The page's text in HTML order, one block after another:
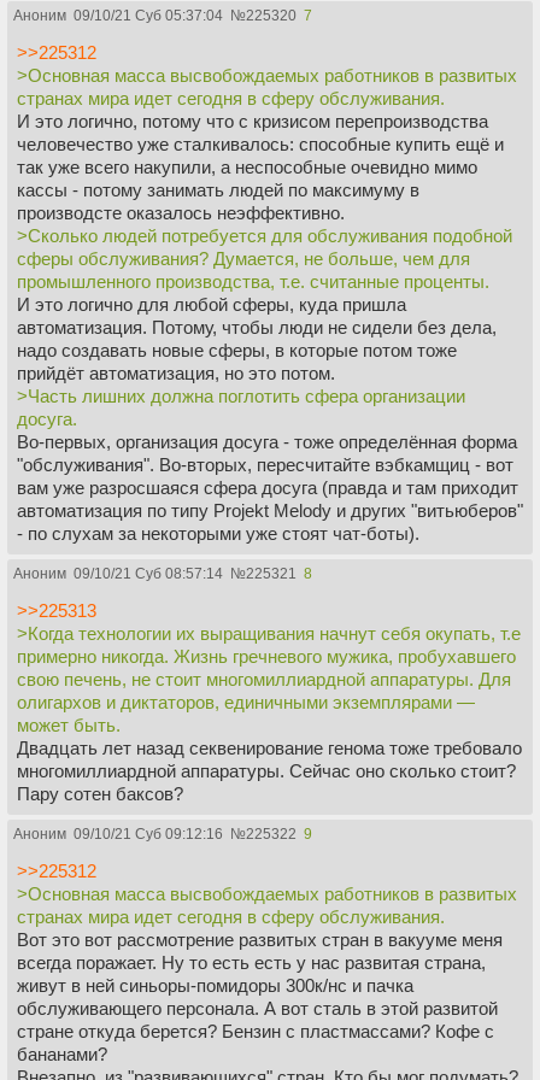
>Когда умные вещи, дома, машины проникнут в жизнь
масс?
Тогда же, когда туда проникнут умные люди - подобное
тяготеет к подобному.
>Сколько ещё ждать появления искусственных
От органа к органу разнится сложность реализации
функций.
>почек
Диализные машины уже давно существуют, но они строго
говоря не только почек функции выполняют.
Миниатюризировать их немного напряжно, хотя в принципе,
если скрестить с искусственным сердцем и смонтировать
это добро в грудной клетке, убрав оттуда всё лишнее, благо
эти машинки и в аэрацию крови умеют... Да в общем пока
что всё равно сложновато, но это ещё и вопрос спроса -
пока мало кто готов махнуть скопом ворох своих родных
потрохов на заменяющую их машину. А если речь чисто о
синтетическом мембранном аналоге почек (или лёгких), то
технология уже существует - за годик-полтора можно
пустить в серию, если рынок готов (а он не готов и вообще
против).
>печени
А вот эту штуку полноценно воспроизвести конкретно
Проще сделать отдельную систему жизнеобеспечения для
мозга и полностью механическое тело, чем её воссоздать.
>желудка
Стенку в принципе могут уже, а вот с выделяющим
желудочный сок эпителием сложнее - пока что могут
максимум вырастить из образца эпителий на стенке
искусственного ситетического мешка с искусственной
заменой гладкой мускулатуры.
>etc
Кишечник по идее могут, благо это комбинация
специфических мембран с трубками кровотока и внешней
пульсирующей стенкой, но "овчинка выделки не стоит" - в
питание напрямую через кровь. Кстати замену крови уже
давно придумали - перфторан (только спрос на него
никакущий).
>Когда появятся импланты для разгона мозга?
Смотря что считать разгоном. Заклёпка на отвечающую за
эндорфины область для радикальных наркоманов уже
придумана, но это не совсем разгон. А так имплантировать
в виски подкожные "костные динамики" и вывести на них
какую-нибудь бинауральщину уже можно - эфект разгона
Аноним 09/10/21 Суб 05:37:04 №225320 7
>>225312
>Основная масса высвобождаемых работников в развитых
странах мира идет сегодня в сферу обслуживания.
И это логично, потому что с кризисом перепроизводства
человечество уже сталкивалось: способные купить ещё и
так уже всего накупили, а неспособные очевидно мимо
кассы - потому занимать людей по максимуму в
производсте оказалось неэффективно.
>Сколько людей потребуется для обслуживания подобной
сферы обслуживания? Думается, не больше, чем для
промышленного производства, т.е. считанные проценты.
И это логично для любой сферы, куда пришла
автоматизация. Потому, чтобы люди не сидели без дела,
надо создавать новые сферы, в которые потом тоже
прийдёт автоматизация, но это потом.
>Часть лишних должна поглотить сфера организации
досуга.
Во-первых, организация досуга - тоже определённая форма
"обслуживания". Во-вторых, пересчитайте вэбкамщиц - вот
вам уже разросшаяся сфера досуга (правда и там приходит
автоматизация по типу Projekt Melody и других "витьюберов"
- по слухам за некоторыми уже стоят чат-боты).
Аноним 09/10/21 Суб 08:57:14 №225321 8
>>225313
>Когда технологии их выращивания начнут себя окупать, т.е
примерно никогда. Жизнь гречневого мужика, пробухавшего
свою печень, не стоит многомиллиардной аппаратуры. Для
олигархов и диктаторов, единичными экземплярами —
может быть.
Двадцать лет назад секвенирование генома тоже требовало
многомиллиардной аппаратуры. Сейчас оно сколько стоит?
Пару сотен баксов?
Аноним 09/10/21 Суб 09:12:16 №225322 9
>>225312
>Основная масса высвобождаемых работников в развитых
странах мира идет сегодня в сферу обслуживания.
Вот это вот рассмотрение развитых стран в вакууме меня
всегда поражает. Ну то есть есть у нас развитая страна,
живут в ней синьоры-помидоры 300к/нс и пачка
обслуживающего персонала. А вот сталь в этой развитой
стране откуда берется? Бензин с пластмассами? Кофе с
бананами?